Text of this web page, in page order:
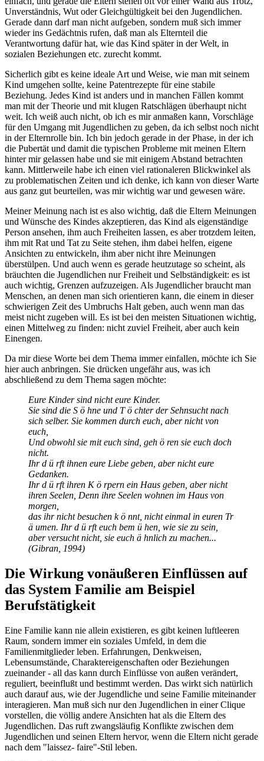
Unverständnis, Wut oder Gleichgültigkeit bei den Jugendlichen.
Gerade dann darf man nicht aufgeben, sondern muß sich immer
wieder ins Gedächtnis rufen, daß man als Elternteil die
Verantwortung dafür hat, wie das Kind später in der Welt, in
sozialen Beziehungen etc. zurecht kommt.
Sicherlich gibt es keine ideale Art und Weise, wie man mit seinem
Kind umgehen sollte, keine Patentrezepte für eine stabile
Beziehung. Jedes Kind ist anders und in manchen Fällen kommt
man mit der Theorie und mit klugen Ratschlägen überhaupt nicht
weit. Ich weiß auch nicht, ob ich es mir anmaßen kann, Vorschläge
für den Umgang mit Jugendlichen zu geben, da ich selbst noch nicht
in der Elternrolle bin. Ich bin jedoch gerade in der Phase, in der ich
die Pubertät und damit die typischen Probleme mit meinen Eltern
hinter mir gelassen habe und sie mit einigem Abstand betrachten
kann. Mittlerweile habe ich einen viel rationaleren Blickwinkel als
zu problematischen Zeiten und ich denke, ich kann von dieser Warte
aus ganz gut beurteilen, was mir wichtig war und gewesen wäre.
Meiner Meinung nach ist es also wichtig, daß die Eltern Meinungen
und Wünsche des Kindes akzeptieren, das Kind als eigenständige
Person ansehen, ihm auch Freiheiten lassen, es aber trotzdem leiten,
ihm mit Rat und Tat zu Seite stehen, ihm dabei helfen, eigene
Ansichten zu entwickeln, ihm aber nicht ihre Meinungen
überstülpen. Und auch wenn es gerade heutzutage so scheint, als
bräuchten die Jugendlichen nur Freiheit und Selbständigkeit: es ist
auch wichtig, Grenzen aufzuzeigen. Als Jugendlicher braucht man
Menschen, an denen man sich orientieren kann, die einem in dieser
schwierigen Zeit des Umbruchs Halt geben, auch wenn man das
meist nicht zugeben will. Es ist bei den meisten Situationen wichtig,
einen Mittelweg zu finden: nicht zuviel Freiheit, aber auch kein
Einengen.
Da mir diese Worte bei dem Thema immer einfallen, möchte ich Sie
hier auch anbringen. Sie drücken ungefähr aus, was ich
abschließend zu dem Thema sagen möchte:
Eure Kinder sind nicht eure Kinder.
Sie sind die S ö hne und T ö chter der Sehnsucht nach
sich selber. Sie kommen durch euch, aber nicht von
euch,
Und obwohl sie mit euch sind, geh ö ren sie euch doch
nicht.
Ihr d ü rft ihnen eure Liebe geben, aber nicht eure
Gedanken.
Ihr d ü rft ihren K ö rpern ein Haus geben, aber nicht
ihren Seelen, Denn ihre Seelen wohnen im Haus von
morgen,
das ihr nicht besuchen k ö nnt, nicht einmal in euren Tr
ä umen. Ihr d ü rft euch bem ü hen, wie sie zu sein,
aber versucht nicht, sie euch ä hnlich zu machen...
(Gibran, 1994)
Die Wirkung vonäußeren Einflüssen auf
das System Familie am Beispiel
Berufstätigkeit
Eine Familie kann nie allein existieren, es gibt keinen luftleeren
Raum, sondern immer ein soziales Umfeld, in dem die
Familienmitglieder leben. Erfahrungen, Denkweisen,
Lebensumstände, Charaktereigenschaften oder Beziehungen
zueinander - all das kann durch Einflüsse von außen verändert,
reguliert, beeinflußt und bestimmt werden. Das wirkt sich natürlich
auch darauf aus, wie der Jugendliche und seine Familie miteinander
interagieren. Man muß sich nur den Jugendlichen in einer Clique
vorstellen, die völlig andere Ansichten hat als die Eltern des
Jugendlichen. Das ruft zwangsläufig Konflikte zwischen dem
Jugendlichen und seinen Eltern hervor, wenn die Eltern nicht gerade
nach dem "laissez- faire"-Stil leben.